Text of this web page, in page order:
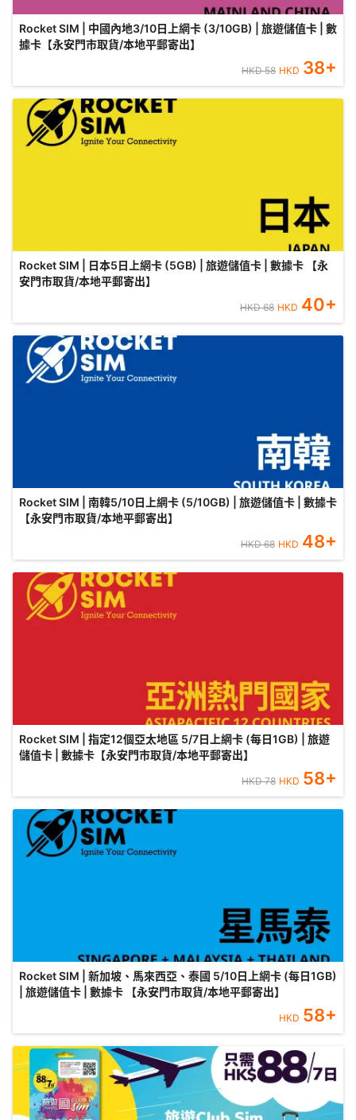
Rocket SIM | 中國內地3/10日上網卡 (3/10GB) | 旅遊儲值卡 | 數
據卡【永安門市取貨/本地平郵寄出】
HKD58 HKD 38+
Rocket SIM | 日本5日上網卡 (5GB) | 旅遊儲值卡 | 數據卡 【永
安門市取貨/本地平郵寄出】
HKD68 HKD 40+
Rocket SIM | 南韓5/10日上網卡 (5/10GB) | 旅遊儲值卡 | 數據卡
【永安門市取貨/本地平郵寄出】
HKD68 HKD 48+
Rocket SIM | 指定12個亞太地區 5/7日上網卡 (每日1GB) | 旅遊
儲值卡 | 數據卡【永安門市取貨/本地平郵寄出】
HKD78 HKD 58+
Rocket SIM | 新加坡、馬來西亞、泰國 5/10日上網卡 (每日1GB)
| 旅遊儲值卡 | 數據卡 【永安門市取貨/本地平郵寄出】
HKD 58+